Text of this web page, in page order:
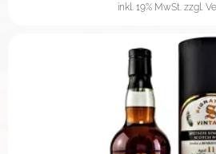
inkl. 19% MwSt. zzgl.